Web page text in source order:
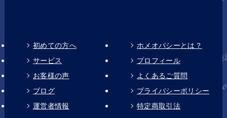
初めての方へ
ホメオパシーとは？
サービス
プロフィール
お客様の声
よくあるご質問
ブログ
プライバシーポリシー
運営者情報
特定商取引法